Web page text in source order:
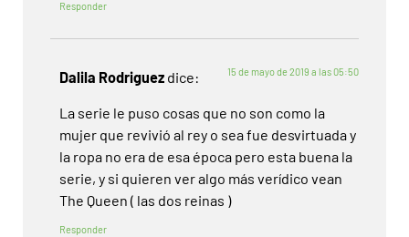
Responder
Dalila Rodriguez dice: 15 de mayo de 2019 a las 05:50
La serie le puso cosas que no son como la
mujer que revivió al rey o sea fue desvirtuada y
la ropa no era de esa época pero esta buena la
serie, y si quieren ver algo más verídico vean
The Queen ( las dos reinas )
Responder